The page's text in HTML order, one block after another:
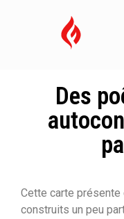
Des
Cette carte
construits un peu